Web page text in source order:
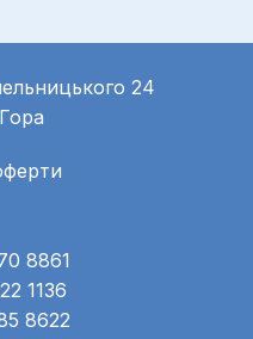
24
8861
1136
8622